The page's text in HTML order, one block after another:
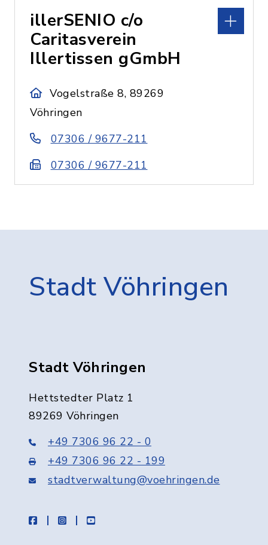
illerSENIO c/o
Caritasverein
Illertissen gGmbH
Vogelstraße 8, 89269
Vöhringen
07306 / 9677-211
07306 / 9677-211
Stadt Vöhringen
Stadt Vöhringen
Hettstedter Platz 1
89269 Vöhringen
+49 7306 96 22 - 0
+49 7306 96 22 - 199
stadtverwaltung@voehringen.de
facebookinstagramyoutube